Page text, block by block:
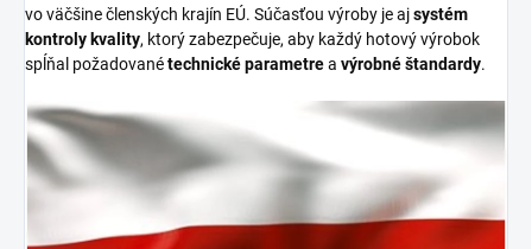
vo väčšine členských krajín EÚ. Súčasťou výroby je ajsystém
kontroly kvality, ktorý zabezpečuje, aby každý hotový výrobok
spĺňal požadovanétechnické parametrea výrobné štandardy.